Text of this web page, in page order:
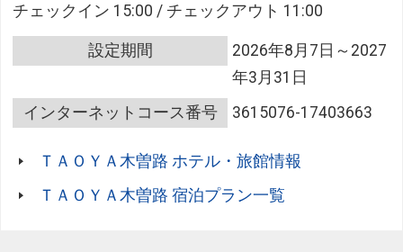
チェックイン 15:00 / チェックアウト 11:00
設定期間
2026年8月7日～2027
年3月31日
インターネットコース番号
3615076-17403663
ＴＡＯＹＡ木曽路 ホテル・旅館情報
ＴＡＯＹＡ木曽路 宿泊プラン一覧